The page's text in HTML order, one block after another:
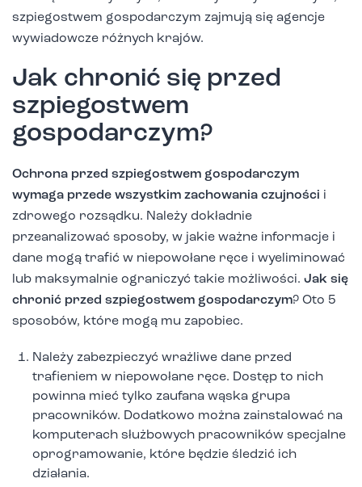
szpiegostwem gospodarczym zajmują się agencje
wywiadowcze różnych krajów.
Jak chronić się przed
szpiegostwem
gospodarczym?
Ochrona przed szpiegostwem gospodarczym
wymaga przede wszystkim zachowania czujności i
zdrowego rozsądku. Należy dokładnie
przeanalizować sposoby, w jakie ważne informacje i
dane mogą trafić w niepowołane ręce i wyeliminować
lub maksymalnie ograniczyć takie możliwości. Jak się
chronić przed szpiegostwem gospodarczym? Oto 5
sposobów, które mogą mu zapobiec.
Należy zabezpieczyć wrażliwe dane przed
trafieniem w niepowołane ręce. Dostęp to nich
powinna mieć tylko zaufana wąska grupa
pracowników. Dodatkowo można zainstalować na
komputerach służbowych pracowników specjalne
oprogramowanie, które będzie śledzić ich
działania.